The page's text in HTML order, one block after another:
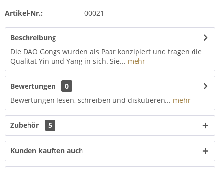
Artikel-Nr.: 00021
Beschreibung
Die DAO Gongs wurden als Paar konzipiert und tragen die
Qualität Yin und Yang in sich. Sie... mehr
Bewertungen
0
Bewertungen lesen, schreiben und diskutieren... mehr
Zubehör 5
Kunden kauften auch